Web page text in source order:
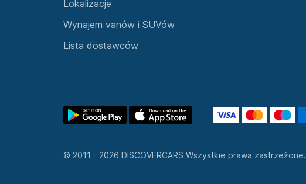
© 2011 - 2026 DISCOVERCARS Wszystkie prawa zastrzeżone.